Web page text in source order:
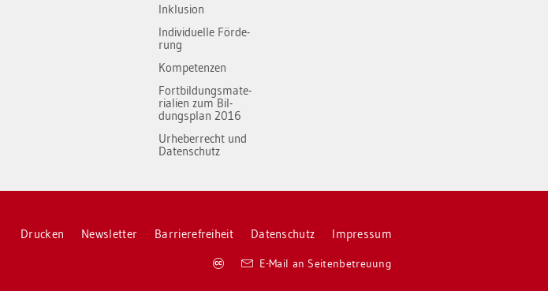
In­klu­si­on
In­di­vi­du­el­le För­de­
rung
Kom­pe­ten­zen
Fort­bil­dungs­ma­te­
ria­li­en zum Bil­
dungs­plan 2016
Ur­he­ber­recht und
Da­ten­schutz
Dru­cken News­let­ter Bar­rie­re­frei­heit Da­ten­schutz Im­pres­sum
E-Mail an Sei­ten­be­treu­ung
Co­